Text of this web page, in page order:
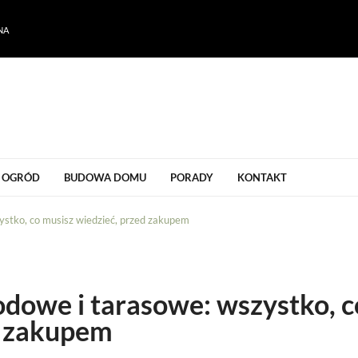
OGRÓD BUDOWA DOMU PORADY KONTAKT
co musisz wiedzieć, przed zakupem
i tarasowe: wszystko,